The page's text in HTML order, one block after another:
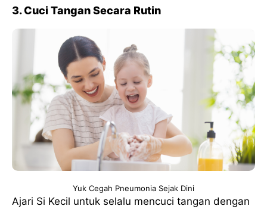
3. Cuci Tangan Secara Rutin
Yuk Cegah Pneumonia Sejak Dini
Ajari Si Kecil untuk selalu mencuci tangan dengan